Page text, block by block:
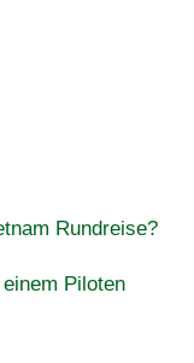
Rundreise?
Piloten